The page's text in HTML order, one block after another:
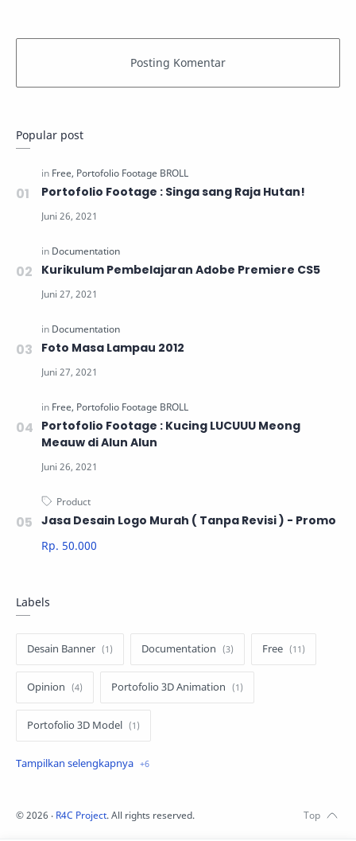
Popular post
Portofolio Footage : Singa sang Raja Hutan!
Kurikulum Pembelajaran Adobe Premiere CS5
Foto Masa Lampau 2012
Portofolio Footage : Kucing LUCUUU Meong
Meauw di Alun Alun
Jasa Desain Logo Murah ( Tanpa Revisi ) - Promo
Rp. 50.000
Labels
Desain Banner Documentation Free
Opinion Portofolio 3D Animation
Portofolio 3D Model
Portofolio Footage BROLL
©2026 ‧ R4C Project. All rights reserved.